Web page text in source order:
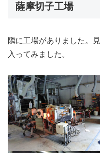
薩摩切子工場
隣に工場がありました。
入ってみました。